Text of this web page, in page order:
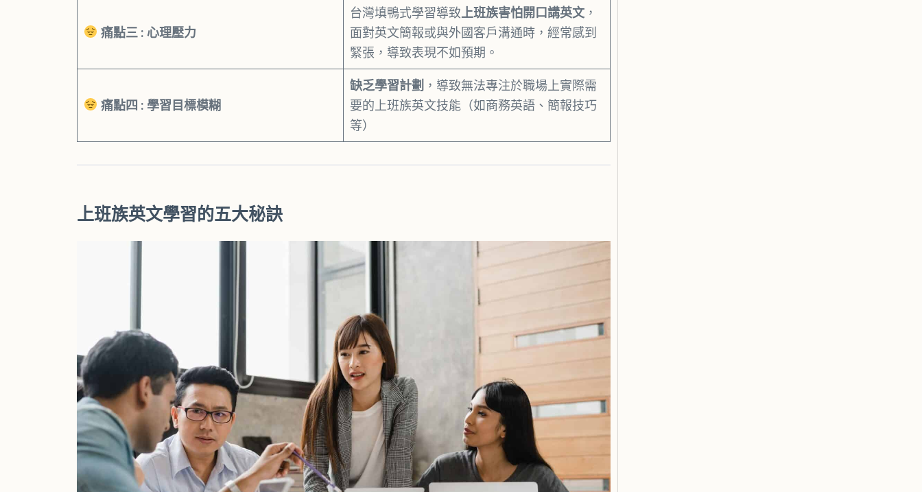
痛點三 : 心理壓力
台灣填鴨式學習導致 上班族害怕開口講英文 ，
面對英文簡報或與外國客戶溝通時，經常感到
緊張，導致表現不如預期。
痛點四 : 學習目標模糊
缺乏學習計劃 ，導致無法專注於職場上實際需
要的上班族英文技能（如商務英語、簡報技巧
等）
上班族英文學習的五大秘訣